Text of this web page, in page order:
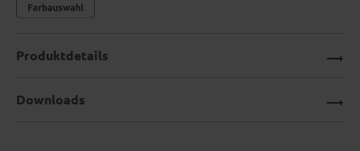
Produktdetails
Downloads